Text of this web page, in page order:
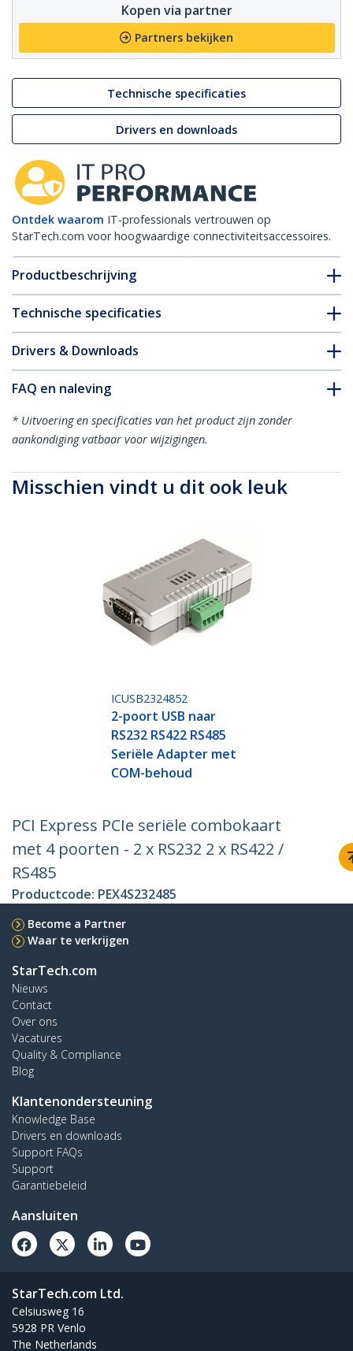
Kopen via partner
Partners bekijken
Technische specificaties
Drivers en downloads
Ontdek waarom IT-professionals vertrouwen op
StarTech.com voor hoogwaardige connectiviteitsaccessoires.
Productbeschrijving
Technische specificaties
Drivers & Downloads
FAQ en naleving
* Uitvoering en specificaties van het product zijn zonder
aankondiging vatbaar voor wijzigingen.
Misschien vindt u dit ook leuk
ICUSB2324852
2-poort USB naar
RS232 RS422 RS485
Seriële Adapter met
COM-behoud
PCI Express PCIe seriële combokaart
met 4 poorten - 2 x RS232 2 x RS422 /
RS485
Productcode: PEX4S232485
Become a Partner
Waar te verkrijgen
StarTech.com
Nieuws
Contact
Over ons
Vacatures
Quality & Compliance
Blog
Klantenondersteuning
Knowledge Base
Drivers en downloads
Support FAQs
Support
Garantiebeleid
Aansluiten
StarTech.com Ltd.
Celsiusweg 16
5928 PR Venlo
The Netherlands